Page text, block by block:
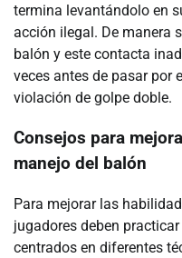
termina levantándolo en
acción ilegal. De manera
balón y este contacta
veces antes de pasar por
violación de golpe doble.
Consejos para
manejo del balón
Para mejorar las
jugadores deben
centrados en diferentes